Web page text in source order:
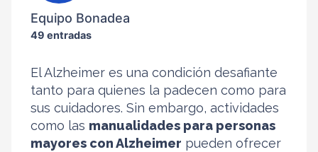
Equipo Bonadea
49 entradas
El Alzheimer es una condición desafiante
tanto para quienes la padecen como para
sus cuidadores. Sin embargo, actividades
como las manualidades para personas
mayores con Alzheimer pueden ofrecer